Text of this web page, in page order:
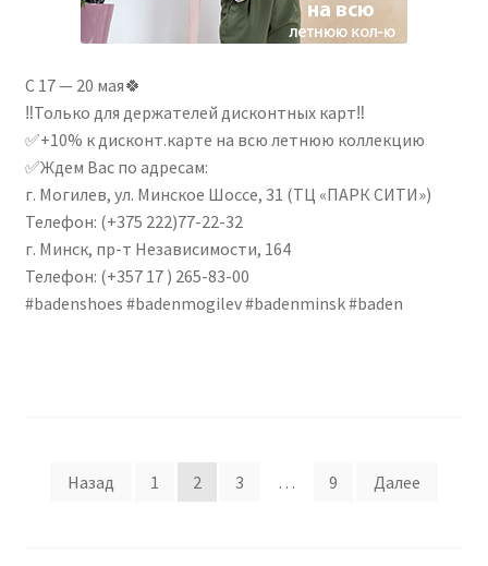
С 17 — 20 мая🍀
‼Только для держателей дисконтных карт‼
✅+10% к дисконт.карте на всю летнюю коллекцию
✅Ждем Вас по адресам:
г. Могилев, ул. Минское Шоссе, 31 (ТЦ «ПАРК СИТИ»)
Телефон: (+375 222)77-22-32
г. Минск, пр-т Независимости, 164
Телефон: (+357 17 ) 265-83-00
#badenshoes #badenmogilev #badenminsk #baden
Навигация по записям
Назад 1 2 3 … 9 Далее